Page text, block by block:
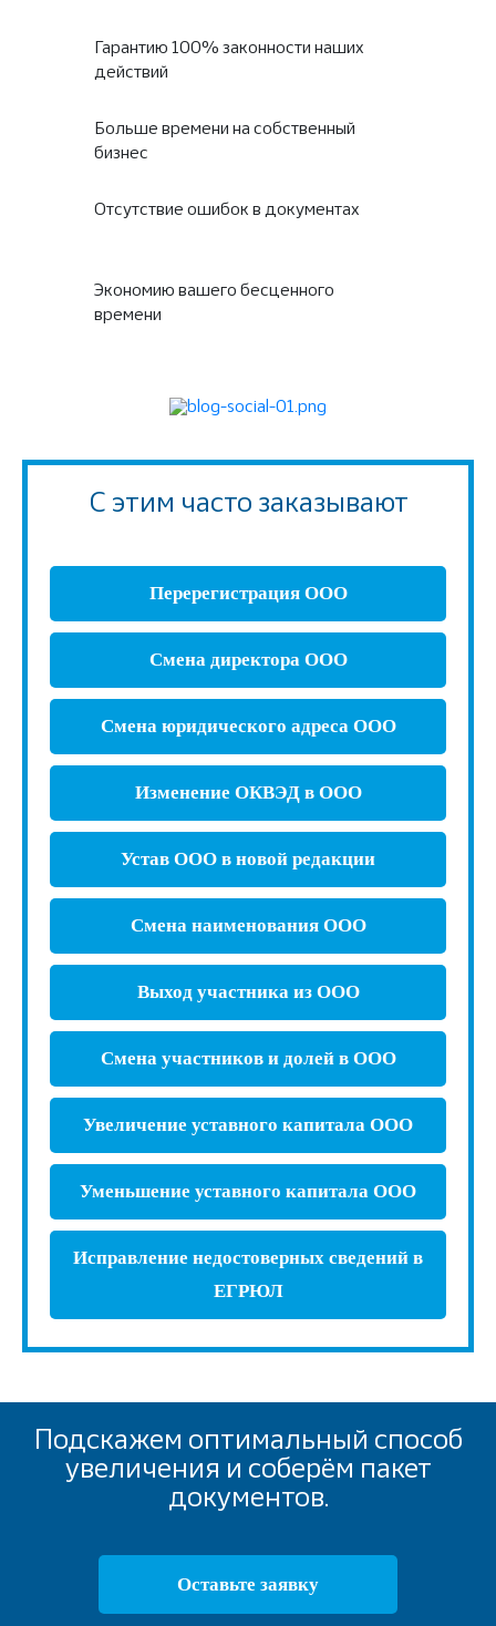
Гарантию 100% законности наших
действий
Больше времени на собственный
бизнес
Отсутствие ошибок в документах
Экономию вашего бесценного
времени
С этим часто заказывают
Перерегистрация ООО
Смена директора ООО
Смена юридического адреса ООО
Изменение ОКВЭД в ООО
Устав ООО в новой редакции
Смена наименования ООО
Выход участника из ООО
Смена участников и долей в ООО
Увеличение уставного капитала ООО
Уменьшение уставного капитала ООО
Исправление недостоверных сведений в
ЕГРЮЛ
Подскажем оптимальный способ
увеличения и соберём пакет
документов.
Оставьте заявку